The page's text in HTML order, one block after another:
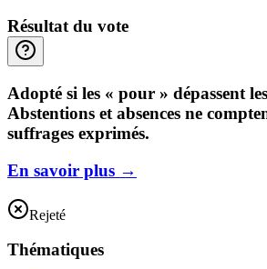
Résultat du vote
Adopté si les « pour » dépassent
Abstentions et absences ne
suffrages exprimés.
En savoir plus →
Rejeté
Thématiques